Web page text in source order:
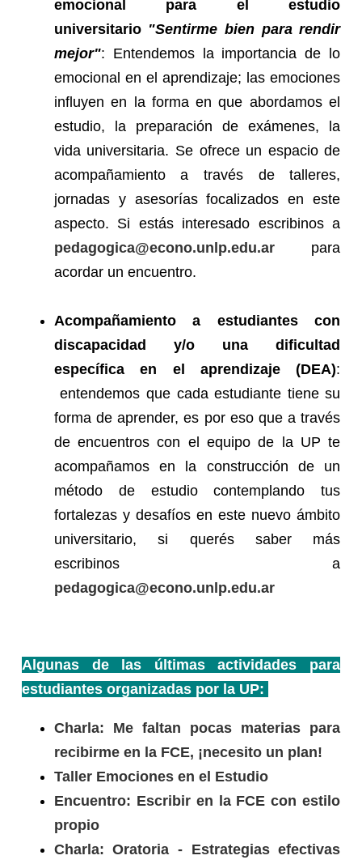
emocional para el estudio
universitario "Sentirme bien para rendir
mejor": Entendemos la importancia de lo
emocional en el aprendizaje; las emociones
influyen en la forma en que abordamos el
estudio, la preparación de exámenes, la
vida universitaria. Se ofrece un espacio de
acompañamiento a través de talleres,
jornadas y asesorías focalizados en este
aspecto. Si estás interesado escribinos a
pedagogica@econo.unlp.edu.arpara
acordar un encuentro.
Acompañamiento a estudiantes con
discapacidad y/o una dificultad
específica en el aprendizaje (DEA):
entendemos que cada estudiante tiene su
forma de aprender, es por eso que a través
de encuentros con el equipo de la UP te
acompañamos en la construcción de un
método de estudio contemplando tus
fortalezas y desafíos en este nuevo ámbito
universitario, si querés saber más
escribinos a
pedagogica@econo.unlp.edu.ar
Algunas de las últimas actividades para
estudiantes organizadas por la UP:
Charla: Me faltan pocas materias para
recibirme en la FCE, ¡necesito un plan!
Taller Emociones en el Estudio
Encuentro: Escribir en la FCE con estilo
propio
Charla: Oratoria - Estrategias efectivas